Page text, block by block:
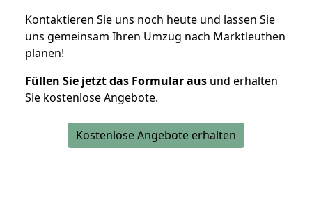
Kontaktieren Sie uns noch heute und lassen Sie
uns gemeinsam Ihren Umzug nach Marktleuthen
planen!
Füllen Sie jetzt das Formular aus und erhalten
Sie kostenlose Angebote.
Kostenlose Angebote erhalten